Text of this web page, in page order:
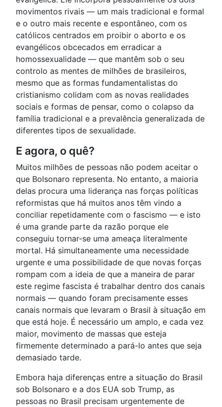
movimentos rivais — um mais tradicional e formal
e o outro mais recente e espontâneo, com os
católicos centrados em proibir o aborto e os
evangélicos obcecados em erradicar a
homossexualidade — que mantêm sob o seu
controlo as mentes de milhões de brasileiros,
mesmo que as formas fundamentalistas do
cristianismo colidam com as novas realidades
sociais e formas de pensar, como o colapso da
família tradicional e a prevalência generalizada de
diferentes tipos de sexualidade.
E agora, o quê?
Muitos milhões de pessoas não podem aceitar o
que Bolsonaro representa. No entanto, a maioria
delas procura uma liderança nas forças políticas
reformistas que há muitos anos têm vindo a
conciliar repetidamente com o fascismo — e isto
é uma grande parte da razão porque ele
conseguiu tornar-se uma ameaça literalmente
mortal. Há simultaneamente uma necessidade
urgente e uma possibilidade de que novas forças
rompam com a ideia de que a maneira de parar
este regime fascista é trabalhar dentro dos canais
normais — quando foram precisamente esses
canais normais que levaram o Brasil à situação em
que está hoje. É necessário um amplo, e cada vez
maior, movimento de massas que esteja
firmemente determinado a pará-lo antes que seja
demasiado tarde.
Embora haja diferenças entre a situação do Brasil
sob Bolsonaro e a dos EUA sob Trump, as
pessoas no Brasil precisam urgentemente de